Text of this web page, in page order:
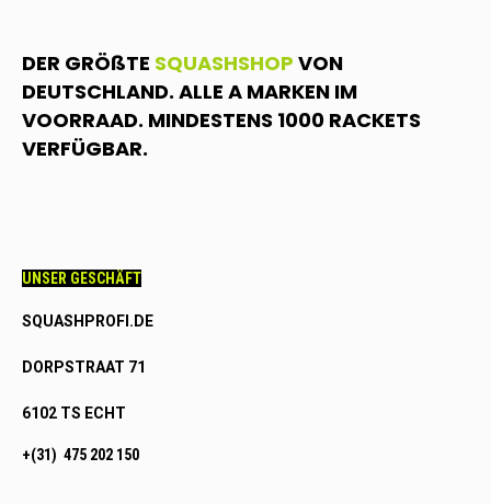
DER GRÖßTE SQUASHSHOP VON
DEUTSCHLAND. ALLE A MARKEN IM
VOORRAAD. MINDESTENS 1000 RACKETS
VERFÜGBAR.
UNSER GESCHÄFT
SQUASHPROFI.DE
DORPSTRAAT 71
6102 TS ECHT
+(31) 475 202 150